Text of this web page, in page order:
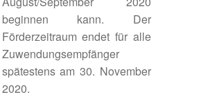
beginnen kann. Der
Förderzeitraum endet für alle
Zuwendungsempfänger
spätestens am 30. November
2020.